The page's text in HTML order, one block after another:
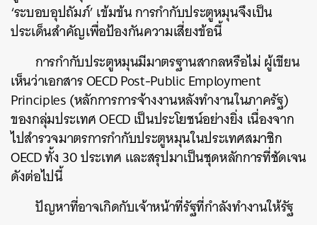
‘ระบอบอุปถัมภ์’ เข้มข้น การกำกับประตูหมุนจึงเป็น
ประเด็นสำคัญเพื่อป้องกันความเสี่ยงข้อนี้
การกำกับประตูหมุนมีมาตรฐานสากลหรือไม่ ผู้เขียน
เห็นว่าเอกสาร OECD Post-Public Employment
Principles (หลักการการจ้างงานหลังทำงานในภาครัฐ)
ของกลุ่มประเทศ OECD เป็นประโยชน์อย่างยิ่ง เนื่องจาก
ไปสำรวจมาตรการกำกับประตูหมุนในประเทศสมาชิก
OECD ทั้ง 30 ประเทศ และสรุปมาเป็นชุดหลักการที่ชัดเจน
ดังต่อไปนี้
ปัญหาที่อาจเกิดกับเจ้าหน้าที่รัฐที่กำลังทำงานให้รัฐ